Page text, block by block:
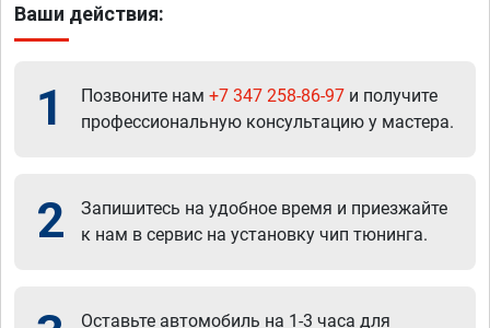
Ваши действия:
1 Позвоните нам +7 347 258-86-97 и получите
профессиональную консультацию у мастера.
2
Запишитесь на удобное время и приезжайте
к нам в сервис на установку чип тюнинга.
Оставьте автомобиль на 1-3 часа для